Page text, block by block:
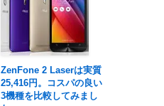
ZenFone 2 Laserは実質
25,416円。コスパの良い
3機種を比較してみまし